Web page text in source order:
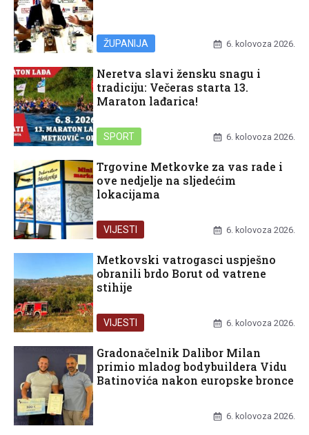
ŽUPANIJA 6. kolovoza 2026.
Neretva slavi žensku snagu i
tradiciju: Večeras starta 13.
Maraton lađarica!
SPORT 6. kolovoza 2026.
Trgovine Metkovke za vas rade i
ove nedjelje na sljedećim
lokacijama
VIJESTI 6. kolovoza 2026.
Metkovski vatrogasci uspješno
obranili brdo Borut od vatrene
stihije
VIJESTI 6. kolovoza 2026.
Gradonačelnik Dalibor Milan
primio mladog bodybuildera Vidu
Batinovića nakon europske bronce
6. kolovoza 2026.